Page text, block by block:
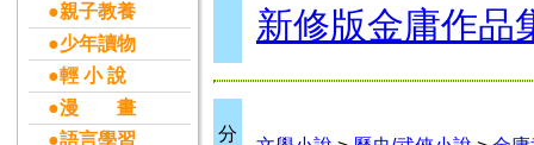
●親子教養
●少年讀物
●輕 小 說
●漫 畫
●語言學習
新修版金庸作品
分